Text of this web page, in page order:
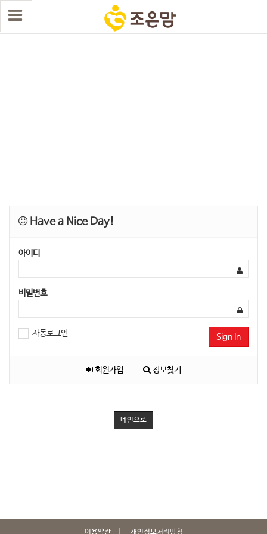
Have a Nice Day!
아이디
비밀번호
자동로그인 Sign In
회원가입 정보찾기
메인으로
이용약관 개인정보처리방침